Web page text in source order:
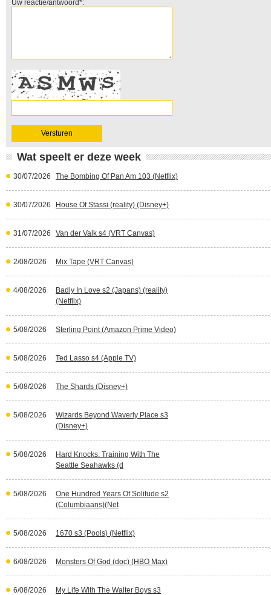
Uw reactie/antwoord*:
Wat speelt er deze week
30/07/2026 The Bombing Of Pan Am 103 (Netflix)
30/07/2026 House Of Stassi (reality) (Disney+)
31/07/2026 Van der Valk s4 (VRT Canvas)
2/08/2026 Mix Tape (VRT Canvas)
4/08/2026
Badly In Love s2 (Japans) (reality)
(Netflix)
5/08/2026 Sterling Point (Amazon Prime Video)
5/08/2026 Ted Lasso s4 (Apple TV)
5/08/2026 The Shards (Disney+)
5/08/2026
Wizards Beyond Waverly Place s3
(Disney+)
5/08/2026
Hard Knocks: Training With The
Seattle Seahawks (d
5/08/2026
One Hundred Years Of Solitude s2
(Columbiaans)(Net
5/08/2026 1670 s3 (Pools) (Netflix)
6/08/2026 Monsters Of God (doc) (HBO Max)
6/08/2026
My Life With The Walter Boys s3